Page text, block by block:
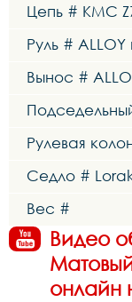
Цепь # KMC
Руль # ALLOY
Вынос #
Рулевая
Седло #
Вес #
Видео
онлайн